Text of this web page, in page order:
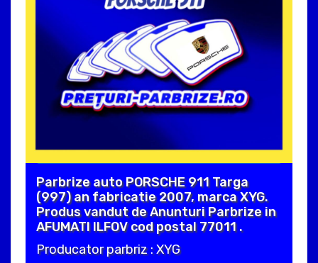
Parbrize auto PORSCHE 911 Targa
(997) an fabricatie 2007, marca XYG.
Produs vandut de Anunturi Parbrize in
AFUMATI ILFOV cod postal 77011 .
Producator parbriz : XYG